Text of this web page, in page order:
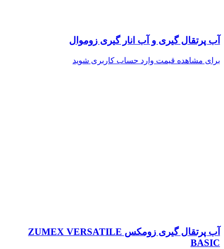
آب پرتقال گیری و آب انار گیری زوموال
برای مشاهده قیمت وارد حساب کاربری شوید
آب پرتقال گیری زومکس ZUMEX VERSATILE
BASIC